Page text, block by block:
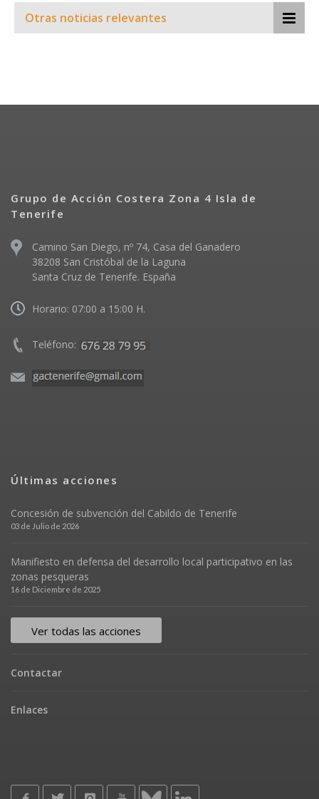
Otras noticias relevantes
Grupo de Acción Costera Zona 4 Isla de
Tenerife
Camino San Diego, nº 74, Casa del Ganadero
38208 San Cristóbal de la Laguna
Santa Cruz de Tenerife. España
Horario: 07:00 a 15:00 H.
Teléfono:
Últimas acciones
Concesión de subvención del Cabildo de Tenerife
03 de Julio de 2026
Manifiesto en defensa del desarrollo local participativo en las
zonas pesqueras
16 de Diciembre de 2025
Ver todas las acciones
Contactar
Enlaces